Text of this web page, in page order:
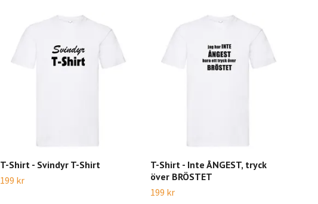
T-Shirt - Svindyr T-Shirt
199 kr
T-Shirt - Inte ÅNGEST, tryck
över BRÖSTET
199 kr